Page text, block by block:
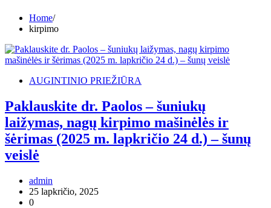
Home
kirpimo
AUGINTINIO PRIEŽIŪRA
Paklauskite dr. Paolos – šuniukų
laižymas, nagų kirpimo mašinėlės ir
šėrimas (2025 m. lapkričio 24 d.) – šunų
veislė
admin
25 lapkričio, 2025
0